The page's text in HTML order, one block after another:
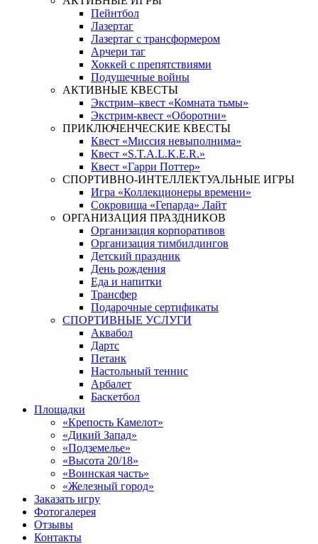
Пейнтбол
Лазертаг
Лазертаг с трансформером
Арчери таг
Хоккей с препятствиями
Подушечные войны
АКТИВНЫЕ КВЕСТЫ
Экстрим–квест «Комната тьмы»
Экстрим-квест «Оборотни»
ПРИКЛЮЧЕНЧЕСКИЕ КВЕСТЫ
Квест «Миссия невыполнима»
Квест «S.T.A.L.K.E.R.»
Квест «Гарри Поттер»
СПОРТИВНО-ИНТЕЛЛЕКТУАЛЬНЫЕ ИГРЫ
Игра «Коллекционеры времени»
Сокровища «Гепарда» Лайт
ОРГАНИЗАЦИЯ ПРАЗДНИКОВ
Организация корпоративов
Организация тимбилдингов
Детский праздник
День рождения
Еда и напитки
Трансфер
Подарочные сертификаты
СПОРТИВНЫЕ УСЛУГИ
Аквабол
Дартс
Петанк
Настольный теннис
Арбалет
Баскетбол
Площадки
«Крепость Камелот»
«Дикий Запад»
«Подземелье»
«Высота 20/18»
«Воинская часть»
«Железный город»
Заказать игру
Фотогалерея
Отзывы
Контакты